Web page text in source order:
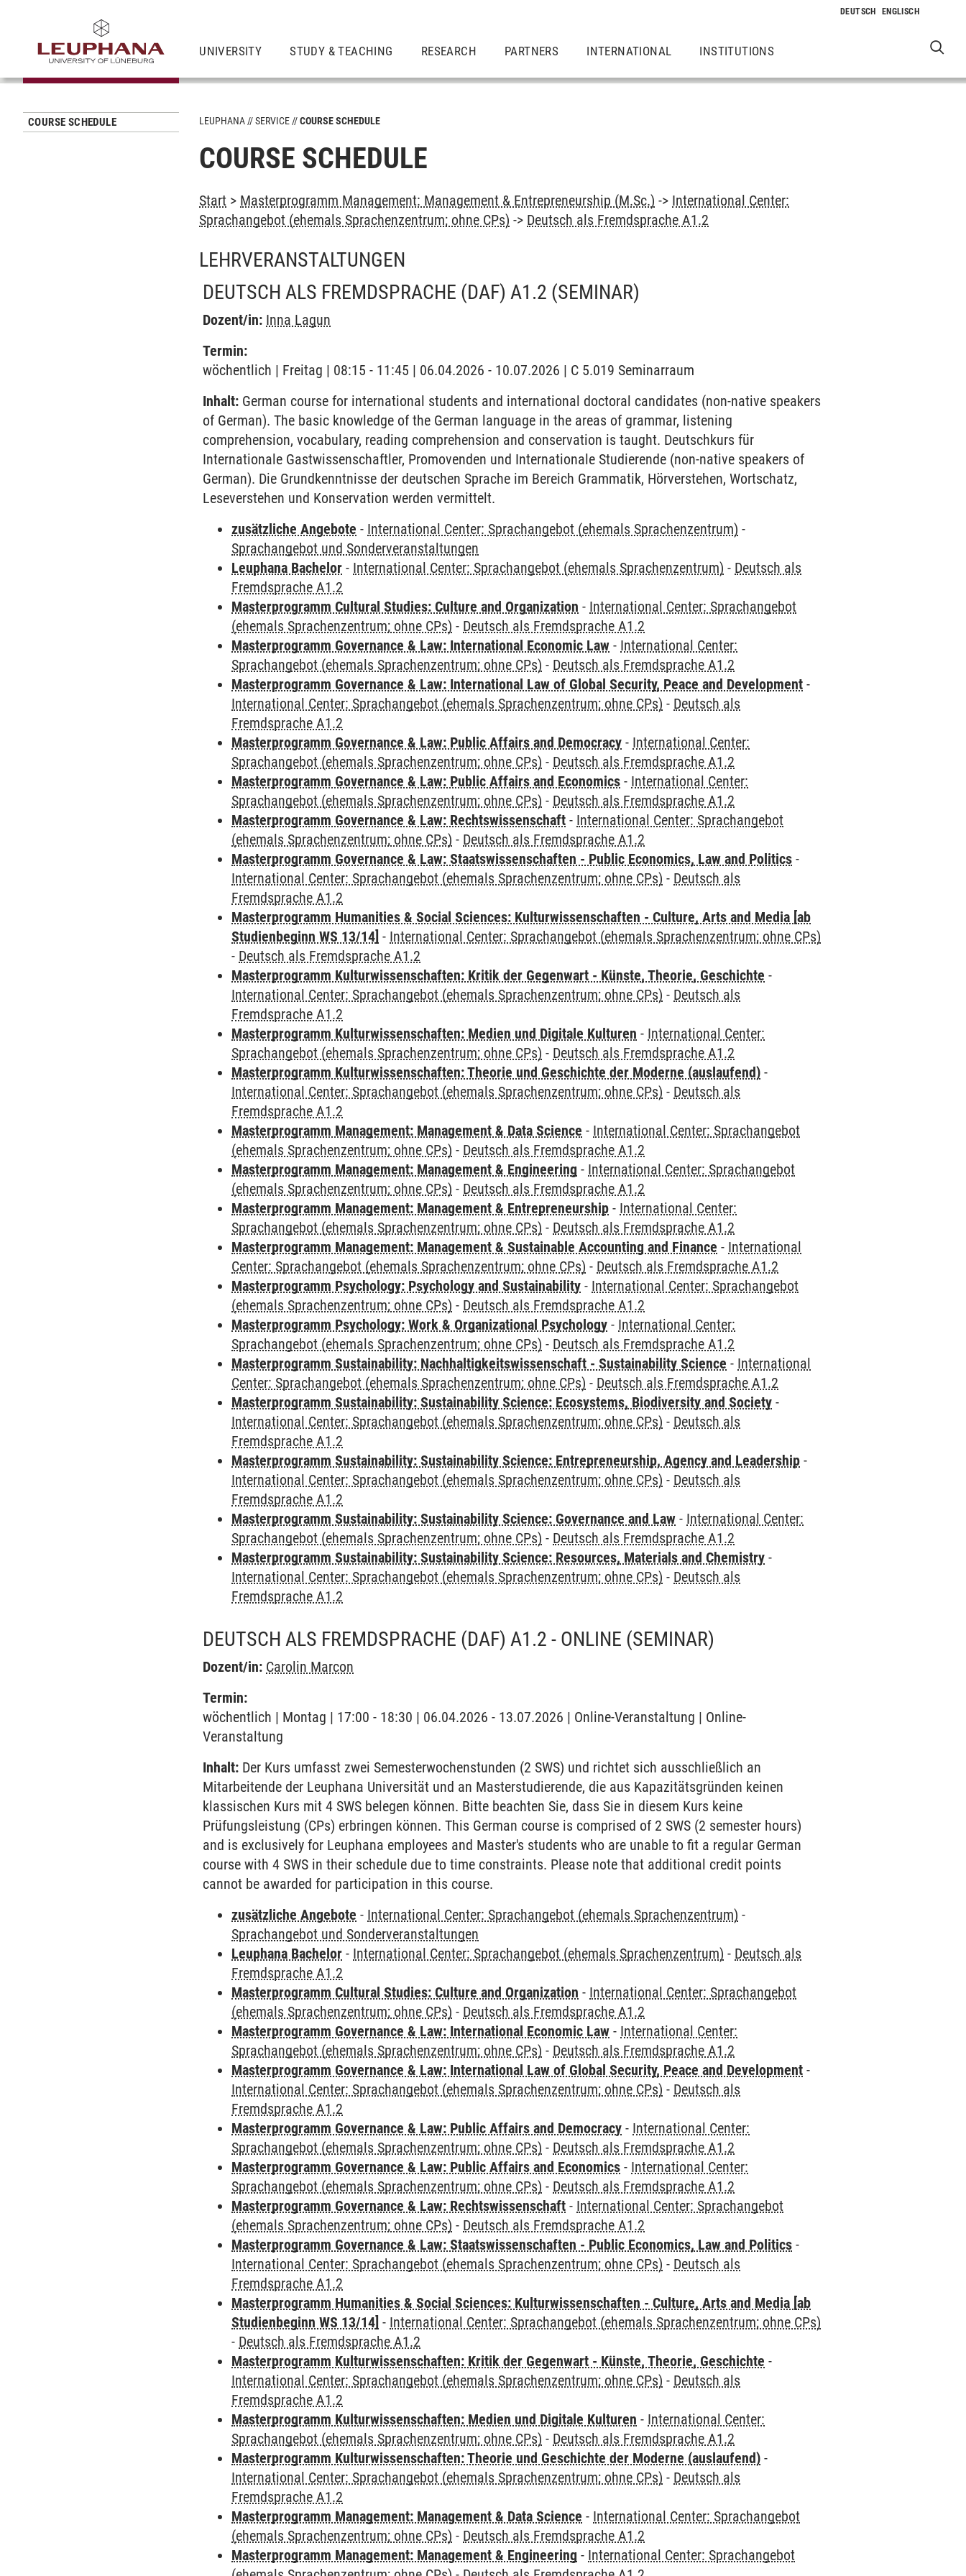
UNIVERSITY STUDY & TEACHING RESEARCH PARTNERS INTERNATIONAL INSTITUTIONS
COURSE SCHEDULE LEUPHANA SERVICE COURSE SCHEDULE
COURSE SCHEDULE
Start > Masterprogramm Management: Management & Entrepreneurship (M.Sc.) -> International Center:
Sprachangebot (ehemals Sprachenzentrum; ohne CPs) -> Deutsch als Fremdsprache A1.2
LEHRVERANSTALTUNGEN
DEUTSCH ALS FREMDSPRACHE (DAF) A1.2 (SEMINAR)
Dozent/in: Inna Lagun
Termin:
wöchentlich | Freitag | 08:15 - 11:45 | 06.04.2026 - 10.07.2026 | C 5.019 Seminarraum
Inhalt: German course for international students and international doctoral candidates (non-native speakers
of German). The basic knowledge of the German language in the areas of grammar, listening
comprehension, vocabulary, reading comprehension and conservation is taught. Deutschkurs für
Internationale Gastwissenschaftler, Promovenden und Internationale Studierende (non-native speakers of
German). Die Grundkenntnisse der deutschen Sprache im Bereich Grammatik, Hörverstehen, Wortschatz,
Leseverstehen und Konservation werden vermittelt.
zusätzliche Angebote - International Center: Sprachangebot (ehemals Sprachenzentrum) -
Sprachangebot und Sonderveranstaltungen
Leuphana Bachelor - International Center: Sprachangebot (ehemals Sprachenzentrum) - Deutsch als
Fremdsprache A1.2
Masterprogramm Cultural Studies: Culture and Organization - International Center: Sprachangebot
(ehemals Sprachenzentrum; ohne CPs) - Deutsch als Fremdsprache A1.2
Masterprogramm Governance & Law: International Economic Law - International Center:
Sprachangebot (ehemals Sprachenzentrum; ohne CPs) - Deutsch als Fremdsprache A1.2
Masterprogramm Governance & Law: International Law of Global Security, Peace and Development -
International Center: Sprachangebot (ehemals Sprachenzentrum; ohne CPs) - Deutsch als
Fremdsprache A1.2
Masterprogramm Governance & Law: Public Affairs and Democracy - International Center:
Sprachangebot (ehemals Sprachenzentrum; ohne CPs) - Deutsch als Fremdsprache A1.2
Masterprogramm Governance & Law: Public Affairs and Economics - International Center:
Sprachangebot (ehemals Sprachenzentrum; ohne CPs) - Deutsch als Fremdsprache A1.2
Masterprogramm Governance & Law: Rechtswissenschaft - International Center: Sprachangebot
(ehemals Sprachenzentrum; ohne CPs) - Deutsch als Fremdsprache A1.2
Masterprogramm Governance & Law: Staatswissenschaften - Public Economics, Law and Politics -
International Center: Sprachangebot (ehemals Sprachenzentrum; ohne CPs) - Deutsch als
Fremdsprache A1.2
Masterprogramm Humanities & Social Sciences: Kulturwissenschaften - Culture, Arts and Media [ab
Studienbeginn WS 13/14] - International Center: Sprachangebot (ehemals Sprachenzentrum; ohne CPs)
- Deutsch als Fremdsprache A1.2
Masterprogramm Kulturwissenschaften: Kritik der Gegenwart - Künste, Theorie, Geschichte -
International Center: Sprachangebot (ehemals Sprachenzentrum; ohne CPs) - Deutsch als
Fremdsprache A1.2
Masterprogramm Kulturwissenschaften: Medien und Digitale Kulturen - International Center:
Sprachangebot (ehemals Sprachenzentrum; ohne CPs) - Deutsch als Fremdsprache A1.2
Masterprogramm Kulturwissenschaften: Theorie und Geschichte der Moderne (auslaufend) -
International Center: Sprachangebot (ehemals Sprachenzentrum; ohne CPs) - Deutsch als
Fremdsprache A1.2
Masterprogramm Management: Management & Data Science - International Center: Sprachangebot
(ehemals Sprachenzentrum; ohne CPs) - Deutsch als Fremdsprache A1.2
Masterprogramm Management: Management & Engineering - International Center: Sprachangebot
(ehemals Sprachenzentrum; ohne CPs) - Deutsch als Fremdsprache A1.2
Masterprogramm Management: Management & Entrepreneurship - International Center:
Sprachangebot (ehemals Sprachenzentrum; ohne CPs) - Deutsch als Fremdsprache A1.2
Masterprogramm Management: Management & Sustainable Accounting and Finance - International
Center: Sprachangebot (ehemals Sprachenzentrum; ohne CPs) - Deutsch als Fremdsprache A1.2
Masterprogramm Psychology: Psychology and Sustainability - International Center: Sprachangebot
(ehemals Sprachenzentrum; ohne CPs) - Deutsch als Fremdsprache A1.2
Masterprogramm Psychology: Work & Organizational Psychology - International Center:
Sprachangebot (ehemals Sprachenzentrum; ohne CPs) - Deutsch als Fremdsprache A1.2
Masterprogramm Sustainability: Nachhaltigkeitswissenschaft - Sustainability Science - International
Center: Sprachangebot (ehemals Sprachenzentrum; ohne CPs) - Deutsch als Fremdsprache A1.2
Masterprogramm Sustainability: Sustainability Science: Ecosystems, Biodiversity and Society -
International Center: Sprachangebot (ehemals Sprachenzentrum; ohne CPs) - Deutsch als
Fremdsprache A1.2
Masterprogramm Sustainability: Sustainability Science: Entrepreneurship, Agency and Leadership -
International Center: Sprachangebot (ehemals Sprachenzentrum; ohne CPs) - Deutsch als
Fremdsprache A1.2
Masterprogramm Sustainability: Sustainability Science: Governance and Law - International Center:
Sprachangebot (ehemals Sprachenzentrum; ohne CPs) - Deutsch als Fremdsprache A1.2
Masterprogramm Sustainability: Sustainability Science: Resources, Materials and Chemistry -
International Center: Sprachangebot (ehemals Sprachenzentrum; ohne CPs) - Deutsch als
Fremdsprache A1.2
DEUTSCH ALS FREMDSPRACHE (DAF) A1.2 - ONLINE (SEMINAR)
Dozent/in: Carolin Marcon
Termin:
wöchentlich | Montag | 17:00 - 18:30 | 06.04.2026 - 13.07.2026 | Online-Veranstaltung | Online-
Veranstaltung
Inhalt: Der Kurs umfasst zwei Semesterwochenstunden (2 SWS) und richtet sich ausschließlich an
Mitarbeitende der Leuphana Universität und an Masterstudierende, die aus Kapazitätsgründen keinen
klassischen Kurs mit 4 SWS belegen können. Bitte beachten Sie, dass Sie in diesem Kurs keine
Prüfungsleistung (CPs) erbringen können. This German course is comprised of 2 SWS (2 semester hours)
and is exclusively for Leuphana employees and Master's students who are unable to fit a regular German
course with 4 SWS in their schedule due to time constraints. Please note that additional credit points
cannot be awarded for participation in this course.
zusätzliche Angebote - International Center: Sprachangebot (ehemals Sprachenzentrum) -
Sprachangebot und Sonderveranstaltungen
Leuphana Bachelor - International Center: Sprachangebot (ehemals Sprachenzentrum) - Deutsch als
Fremdsprache A1.2
Masterprogramm Cultural Studies: Culture and Organization - International Center: Sprachangebot
(ehemals Sprachenzentrum; ohne CPs) - Deutsch als Fremdsprache A1.2
Masterprogramm Governance & Law: International Economic Law - International Center:
Sprachangebot (ehemals Sprachenzentrum; ohne CPs) - Deutsch als Fremdsprache A1.2
Masterprogramm Governance & Law: International Law of Global Security, Peace and Development -
International Center: Sprachangebot (ehemals Sprachenzentrum; ohne CPs) - Deutsch als
Fremdsprache A1.2
Masterprogramm Governance & Law: Public Affairs and Democracy - International Center:
Sprachangebot (ehemals Sprachenzentrum; ohne CPs) - Deutsch als Fremdsprache A1.2
Masterprogramm Governance & Law: Public Affairs and Economics - International Center:
Sprachangebot (ehemals Sprachenzentrum; ohne CPs) - Deutsch als Fremdsprache A1.2
Masterprogramm Governance & Law: Rechtswissenschaft - International Center: Sprachangebot
(ehemals Sprachenzentrum; ohne CPs) - Deutsch als Fremdsprache A1.2
Masterprogramm Governance & Law: Staatswissenschaften - Public Economics, Law and Politics -
International Center: Sprachangebot (ehemals Sprachenzentrum; ohne CPs) - Deutsch als
Fremdsprache A1.2
Masterprogramm Humanities & Social Sciences: Kulturwissenschaften - Culture, Arts and Media [ab
Studienbeginn WS 13/14] - International Center: Sprachangebot (ehemals Sprachenzentrum; ohne CPs)
- Deutsch als Fremdsprache A1.2
Masterprogramm Kulturwissenschaften: Kritik der Gegenwart - Künste, Theorie, Geschichte -
International Center: Sprachangebot (ehemals Sprachenzentrum; ohne CPs) - Deutsch als
Fremdsprache A1.2
Masterprogramm Kulturwissenschaften: Medien und Digitale Kulturen - International Center:
Sprachangebot (ehemals Sprachenzentrum; ohne CPs) - Deutsch als Fremdsprache A1.2
Masterprogramm Kulturwissenschaften: Theorie und Geschichte der Moderne (auslaufend) -
International Center: Sprachangebot (ehemals Sprachenzentrum; ohne CPs) - Deutsch als
Fremdsprache A1.2
Masterprogramm Management: Management & Data Science - International Center: Sprachangebot
(ehemals Sprachenzentrum; ohne CPs) - Deutsch als Fremdsprache A1.2
Masterprogramm Management: Management & Engineering - International Center: Sprachangebot